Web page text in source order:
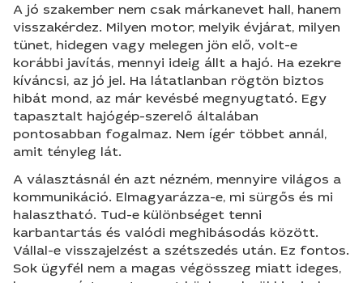
A jó szakember nem csak márkanevet hall, hanem
visszakérdez. Milyen motor, melyik évjárat, milyen
tünet, hidegen vagy melegen jön elő, volt-e
korábbi javítás, mennyi ideig állt a hajó. Ha ezekre
kíváncsi, az jó jel. Ha látatlanban rögtön biztos
hibát mond, az már kevésbé megnyugtató. Egy
tapasztalt hajógép-szerelő általában
pontosabban fogalmaz. Nem ígér többet annál,
amit tényleg lát.
A választásnál én azt nézném, mennyire világos a
kommunikáció. Elmagyarázza-e, mi sürgős és mi
halasztható. Tud-e különbséget tenni
karbantartás és valódi meghibásodás között.
Vállal-e visszajelzést a szétszedés után. Ez fontos.
Sok ügyfél nem a magas végösszeg miatt ideges,